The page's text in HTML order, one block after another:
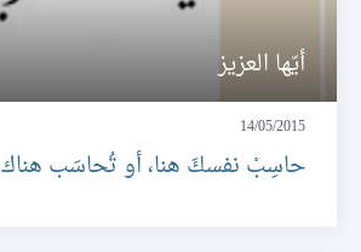
أيّها العزيز
14/05/2015
حاسِبْ نفسكَ هنا، أو تُحاسَب هناك